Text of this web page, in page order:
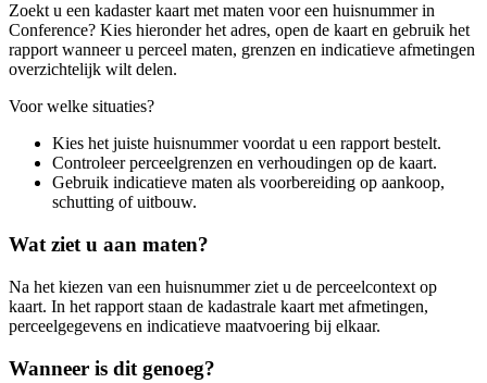
Zoekt u een kadaster kaart met maten voor een huisnummer in
Conference? Kies hieronder het adres, open de kaart en gebruik het
rapport wanneer u perceel maten, grenzen en indicatieve afmetingen
overzichtelijk wilt delen.
Voor welke situaties?
Kies het juiste huisnummer voordat u een rapport bestelt.
Controleer perceelgrenzen en verhoudingen op de kaart.
Gebruik indicatieve maten als voorbereiding op aankoop,
schutting of uitbouw.
Wat ziet u aan maten?
Na het kiezen van een huisnummer ziet u de perceelcontext op
kaart. In het rapport staan de kadastrale kaart met afmetingen,
perceelgegevens en indicatieve maatvoering bij elkaar.
Wanneer is dit genoeg?